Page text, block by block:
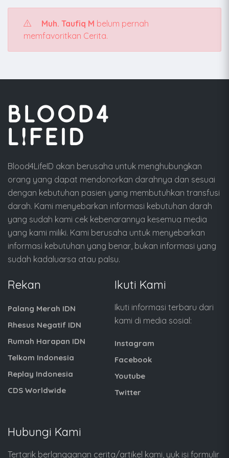
Muh. Taufiq M belum pernah
memfavoritkan Cerita.
Blood4LifeID akan berusaha untuk menghubungkan
orang yang dapat mendonorkan darahnya dan sesuai
dengan kebutuhan pasien yang membutuhkan transfusi
darah. Kami menyebarkan informasi kebutuhan darah
yang sudah kami cek kebenarannya kesemua media
yang kami miliki. Kami berusaha untuk menyebarkan
informasi kebutuhan yang benar, bukan informasi yang
sudah kadaluarsa atau palsu.
Rekan
Palang Merah IDN
Rhesus Negatif IDN
Rumah Harapan IDN
Telkom Indonesia
Replay Indonesia
CDS Worldwide
Ikuti Kami
Ikuti informasi terbaru dari
kami di media sosial:
Instagram
Facebook
Youtube
Twitter
Hubungi Kami
Tertarik berlangganan cerita/artikel kami, yuk isi formulir